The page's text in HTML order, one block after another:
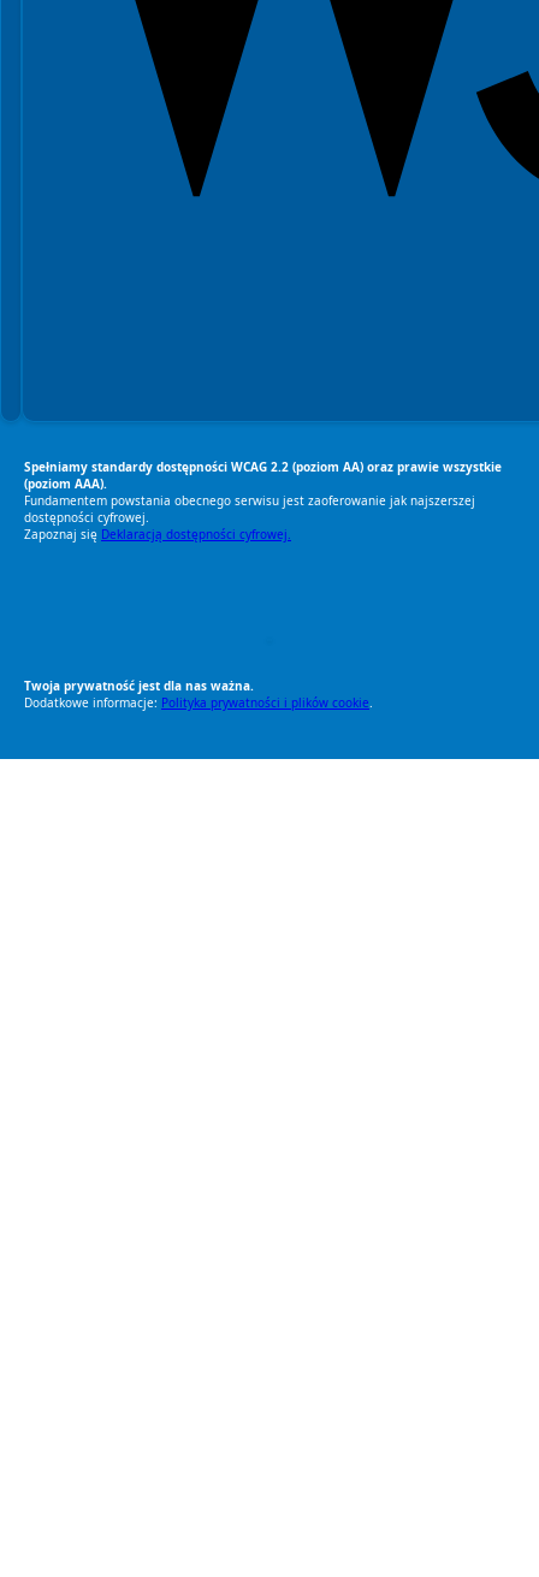
Spełniamy standardy dostępności WCAG 2.2 (poziom AA) oraz prawie wszystkie
(poziom AAA).
Fundamentem powstania obecnego serwisu jest zaoferowanie jak najszerszej
dostępności cyfrowej.
Zapoznaj się Deklaracją dostępności cyfrowej.
Twoja prywatność jest dla nas ważna.
Dodatkowe informacje: Polityka prywatności i plików cookie